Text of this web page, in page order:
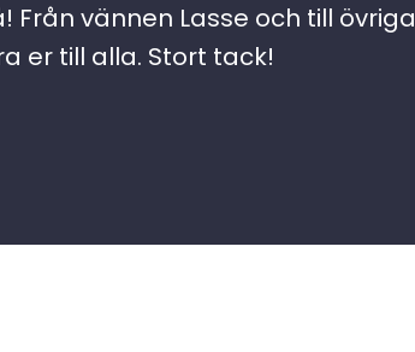
vännen Lasse och till övriga
er till alla. Stort tack!